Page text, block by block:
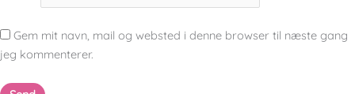
Gem mit navn, mail og websted i denne browser til næste gang
jeg kommenterer.